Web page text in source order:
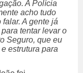
A Polícia
acho tudo
A gente já
tentar levar o
Seguro, que eu
estrutura para